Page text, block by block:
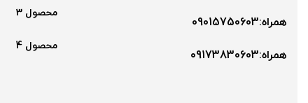
همراه:09015750603
همراه:۰9173830603
محصول 3
محصول 4